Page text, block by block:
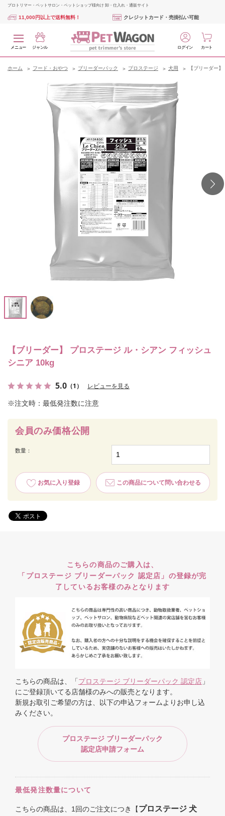
プロトリマー・ペットサロン・ペットショップ様向け 卸・仕入れ・通販サイト
11,000円以上で送料無料！ クレジットカード・売掛払い可能
メニュー ジャンル ログイン カート
ホーム フード・おやつ ブリーダーパック プロステージ 犬用 【ブリーダー
【ブリーダー】 プロステージ ル・シアン フィッシュ
シニア 10kg
5.0 （1） レビューを見る
会員のみ価格公開
数量：
お気に入り登録 この商品について問い合わせる
こちらの商品のご購入は、
「プロステージ ブリーダーパック 認定店」の登録が完
了しているお客様のみとなります
こちらの商品は、「プロステージ ブリーダーパック 認定店 」
にご登録頂いてる店舗様のみへの販売となります。
新規お取引ご希望の方は、以下の申込フォームよりお申し込
みください。
プロステージ ブリーダーパック
認定店申請フォーム
最低発注数量について
こちらの商品は、1回のご注文につき【プロステージ 犬
※注文時：最低発注数に注意